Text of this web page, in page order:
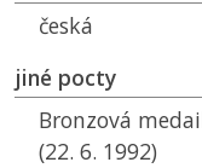
česká
jiné pocty
Bronzová
(22. 6. 1992)